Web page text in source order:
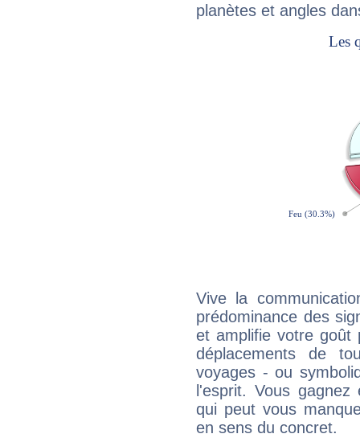
planètes et angles
Vive la
prédominance des
et amplifie votre goût
déplacements de
voyages - ou
l'esprit. Vous
qui peut vous
en sens du concret.